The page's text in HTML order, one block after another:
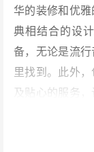
华的装修和优
典相结合的设
备，无论是流
里找到。此外
及贴心的服务
体验。 #### **
而言，曲库是